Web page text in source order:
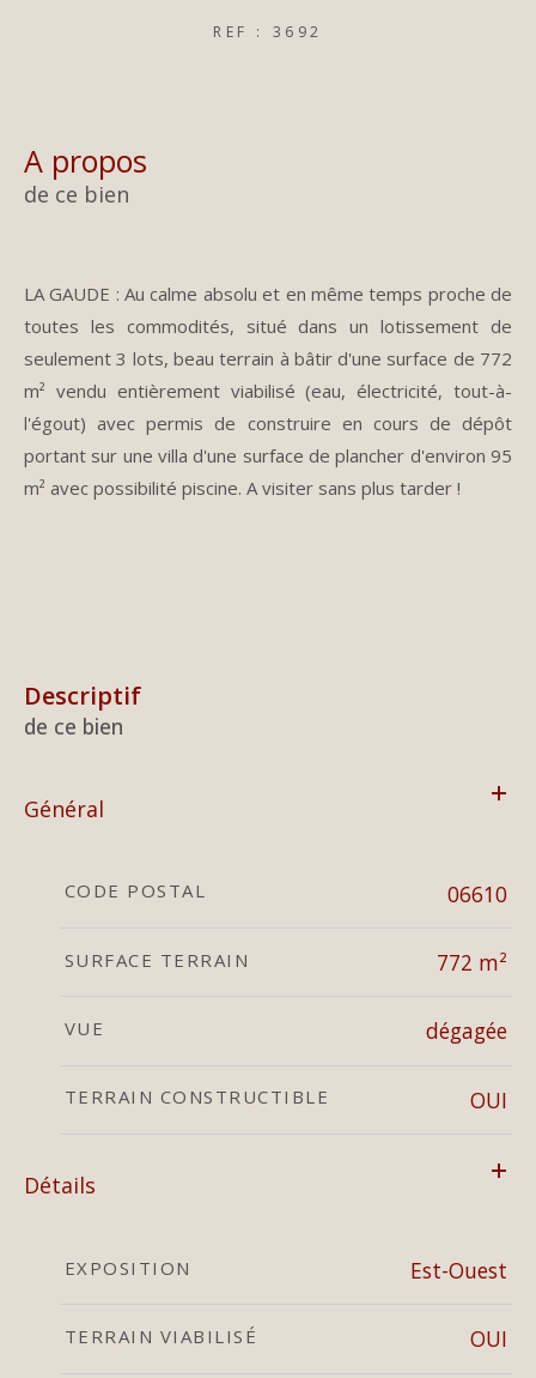
REF : 3692
a propos
de ce bien
LA GAUDE : Au calme absolu et en même temps proche de
toutes les commodités, situé dans un lotissement de
seulement 3 lots, beau terrain à bâtir d'une surface de 772
m² vendu entièrement viabilisé (eau, électricité, tout-à-
l'égout) avec permis de construire en cours de dépôt
portant sur une villa d'une surface de plancher d'environ 95
m² avec possibilité piscine. A visiter sans plus tarder !
descriptif
de ce bien
Général
CODE POSTAL 06610
SURFACE TERRAIN 772 m²
VUE dégagée
TERRAIN CONSTRUCTIBLE OUI
Détails
EXPOSITION Est-Ouest
TERRAIN VIABILISÉ OUI